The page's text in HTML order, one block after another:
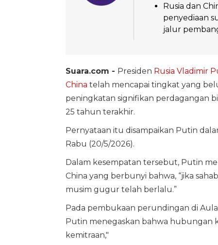
Rusia dan
penyediaan
jalur
Suara.com - Presiden Rusia Vladimir
China telah mencapai tingkat yang
peningkatan signifikan perdagangan
25 tahun terakhir.
Pernyataan itu disampaikan Putin
Rabu (20/5/2026).
Dalam kesempatan tersebut, Putin
China yang berbunyi bahwa, “jika
musim gugur telah berlalu.”
Pada pembukaan perundingan di
Putin menegaskan bahwa hubungan
kemitraan,"